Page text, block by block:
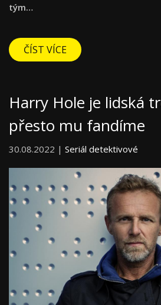
tým…
ČÍST VÍCE
Harry Hole je lidská
přesto mu fandíme
30.08.2022 | Seriál detektivové